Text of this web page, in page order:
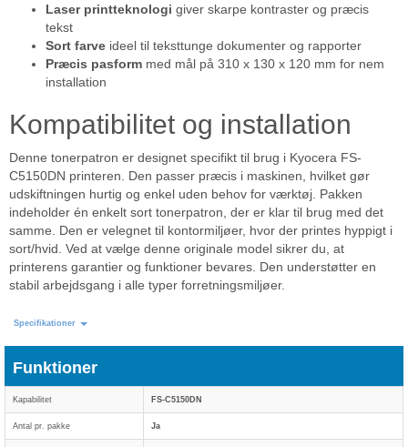
Laser printteknologi giver skarpe kontraster og præcis
tekst
Sort farve ideel til teksttunge dokumenter og rapporter
Præcis pasform med mål på 310 x 130 x 120 mm for nem
installation
Kompatibilitet og installation
Denne tonerpatron er designet specifikt til brug i Kyocera FS-
C5150DN printeren. Den passer præcis i maskinen, hvilket gør
udskiftningen hurtig og enkel uden behov for værktøj. Pakken
indeholder én enkelt sort tonerpatron, der er klar til brug med det
samme. Den er velegnet til kontormiljøer, hvor der printes hyppigt i
sort/hvid. Ved at vælge denne originale model sikrer du, at
printerens garantier og funktioner bevares. Den understøtter en
stabil arbejdsgang i alle typer forretningsmiljøer.
Specifikationer
Funktioner
Kapabilitet FS-C5150DN
Antal pr. pakke Ja